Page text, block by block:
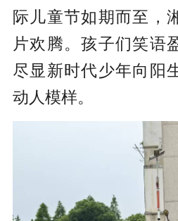
际儿童节如期而至，
片欢腾。孩子们笑语
尽显新时代少年向阳
动人模样。